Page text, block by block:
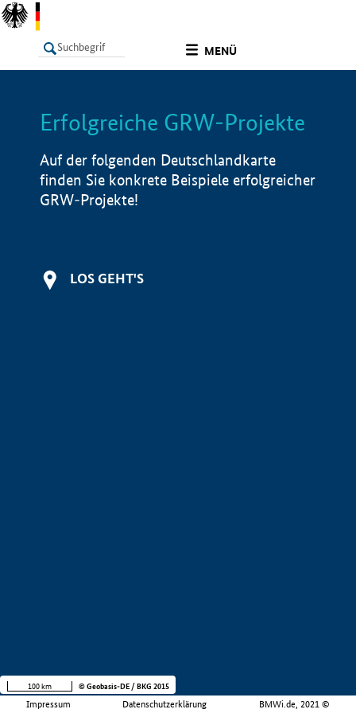
MENÜ
LISTE Info
Erfolgreiche GRW-Projekte
Auf der folgenden Deutschlandkarte
finden Sie konkrete Beispiele erfolgreicher
GRW-Projekte!
LOS GEHT'S
Impressum Datenschutzerklärung BMWi.de, 2021 ©
100 km © Geobasis-DE / BKG 2015